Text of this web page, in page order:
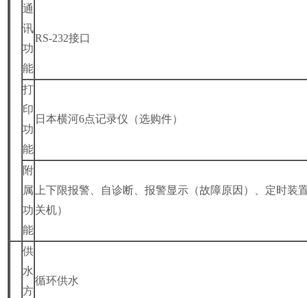
通
讯
功
能
RS-232接口
打
印
功
能
日本横河6点记录仪（选购件）
附
属
功
能
上下限报警、自诊断、报警显示（故障原因）、定时装
关机）
供
水
方
循环供水